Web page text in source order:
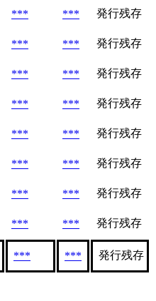
*** ***
発行残存
*** ***
発行残存
*** ***
発行残存
*** ***
発行残存
*** ***
発行残存
*** ***
発行残存
*** ***
発行残存
*** *** 発行残存
*** *** 発行残存